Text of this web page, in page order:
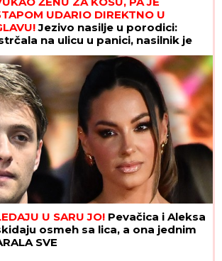
stilu
UDARIO DIREKTNO U
Jezivo nasilje u porodici:
na ulicu u panici, nasilnik je
prolaznici sprečili katastrofu
U SARU JO! Pevačica i Aleksa
osmeh sa lica, a ona jednim
SVE